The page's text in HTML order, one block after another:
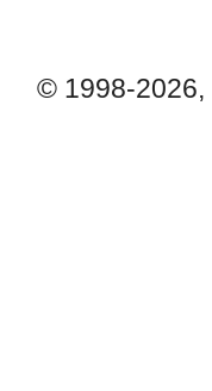
© 1998-2026,